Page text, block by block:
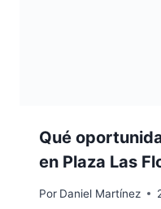
Qué
en Plaza Las
Por Daniel Martínez